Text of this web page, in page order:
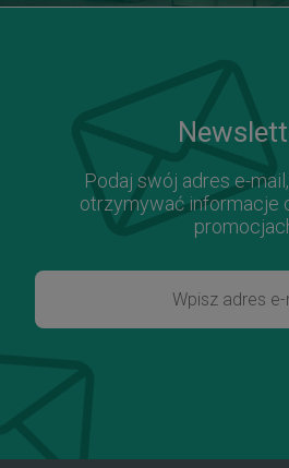
Podaj swój adres e-
otrzymywać informacje